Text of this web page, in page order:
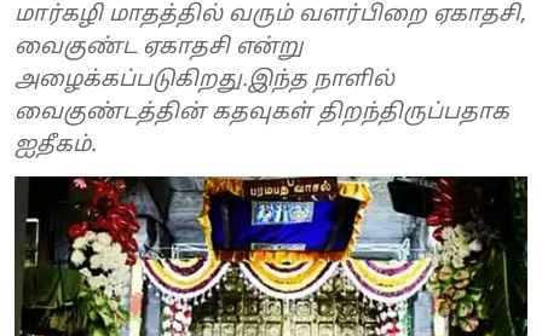
மார்கழி மாதத்தில் வரும் வளர்பிறை ஏகாதசி,
வைகுண்ட ஏகாதசி என்று
அழைக்கப்படுகிறது.இந்த நாளில்
வைகுண்டத்தின் கதவுகள் திறந்திருப்பதாக
ஐதீகம்.